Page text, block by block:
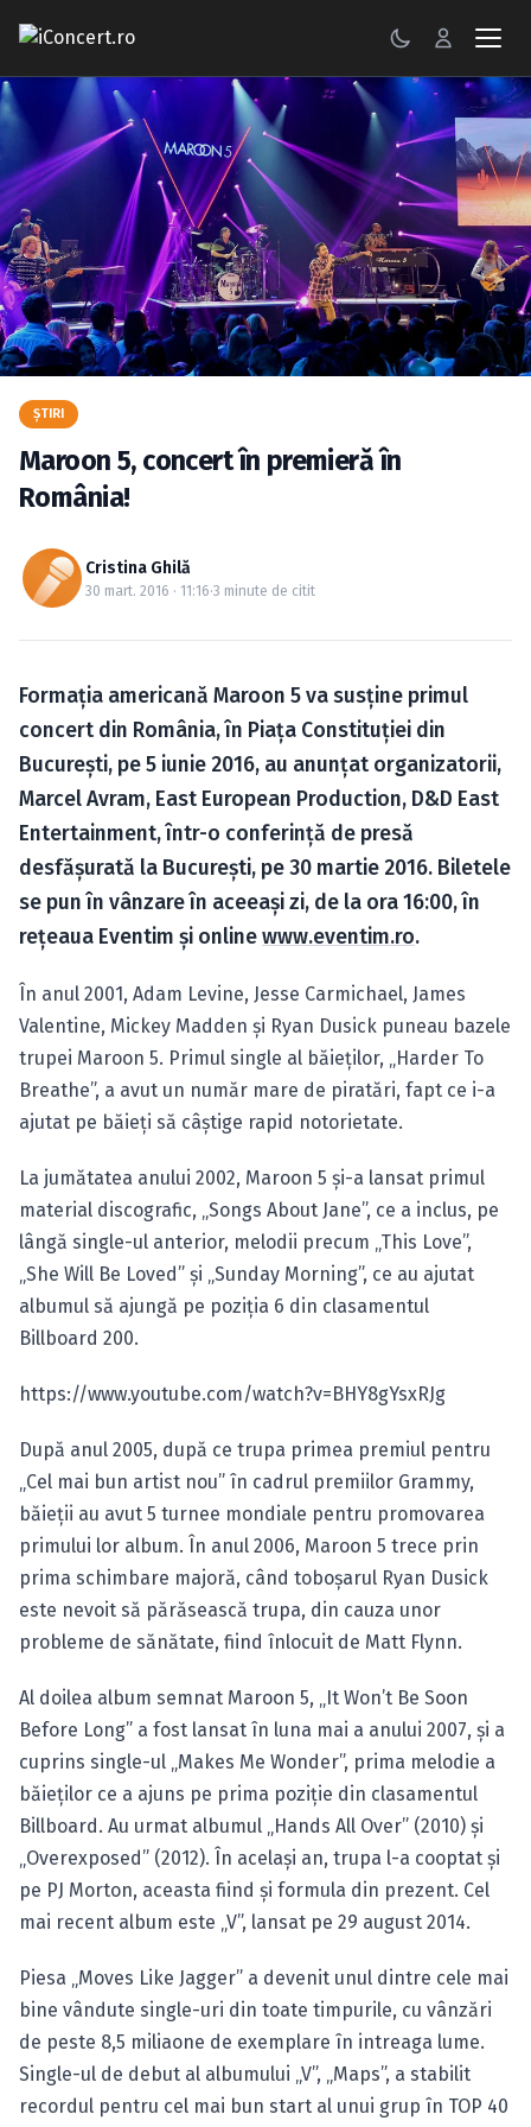
CONCERTE
FESTIVALURI
PETRECERI
ŞTIRI
RECENZII
GALERII FOTO
BILETE
Autentificare
ŞTIRI
Maroon 5, concert în premieră în
România!
Cristina Ghilă
30 mart. 2016 · 11:16·3 minute de citit
Formaţia americană Maroon 5 va susţine primul
concert din România, în Piaţa Constituţiei din
Bucureşti, pe 5 iunie 2016, au anunţat organizatorii,
Marcel Avram, East European Production, D&D East
Entertainment, într-o conferinţă de presă
desfăşurată la Bucureşti, pe 30 martie 2016. Biletele
se pun în vânzare în aceeaşi zi, de la ora 16:00, în
reţeaua Eventim şi onlinewww.eventim.ro.
În anul 2001, Adam Levine, Jesse Carmichael, James
Valentine, Mickey Madden şi Ryan Dusick puneau bazele
trupei Maroon 5. Primul single al băieţilor, „Harder To
Breathe”, a avut un număr mare de piratări, fapt ce i-a
ajutat pe băieţi să câştige rapid notorietate.
La jumătatea anului 2002, Maroon 5 şi-a lansat primul
material discografic, „Songs About Jane”, ce a inclus, pe
lângă single-ul anterior, melodii precum „This Love”,
„She Will Be Loved” şi „Sunday Morning”, ce au ajutat
albumul să ajungă pe poziţia 6 din clasamentul
Billboard 200.
https://www.youtube.com/watch?v=BHY8gYsxRJg
După anul 2005, după ce trupa primea premiul pentru
„Cel mai bun artist nou” în cadrul premiilor Grammy,
băieţii au avut 5 turnee mondiale pentru promovarea
primului lor album. În anul 2006, Maroon 5 trece prin
prima schimbare majoră, când toboșarul Ryan Dusick
este nevoit să părăsească trupa, din cauza unor
probleme de sănătate, fiind înlocuit de Matt Flynn.
Al doilea album semnat Maroon 5, „It Won’t Be Soon
Before Long” a fost lansat în luna mai a anului 2007, şi a
cuprins single-ul „Makes Me Wonder”, prima melodie a
băieţilor ce a ajuns pe prima poziţie din clasamentul
Billboard. Au urmat albumul „Hands All Over” (2010) şi
„Overexposed” (2012). În acelaşi an, trupa l-a cooptat şi
pe PJ Morton, aceasta fiind şi formula din prezent. Cel
mai recent album este „V”, lansat pe 29 august 2014.
Piesa „Moves Like Jagger” a devenit unul dintre cele mai
bine vândute single-uri din toate timpurile, cu vânzări
de peste 8,5 miliaone de exemplare în intreaga lume.
Single-ul de debut al albumului „V”, „Maps”, a stabilit
recordul pentru cel mai bun start al unui grup în TOP 40